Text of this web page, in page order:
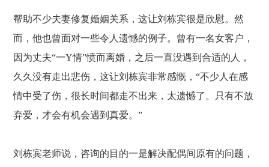
帮助不少夫妻修复婚姻关系，这让刘栋宾很是欣慰。然
而，他也曾面对一些令人遗憾的例子。曾有一名女客户，
因为丈夫“一Y情”愤而离婚，之后一直没遇到合适的人，
久久没有走出悲伤，这让刘栋宾非常感慨，“不少人在感
情中受了伤，很长时间都走不出来，太遗憾了。只有不放
弃爱，才会有机会遇到真爱。”
刘栋宾老师说，咨询的目的一是解决配偶间原有的问题，